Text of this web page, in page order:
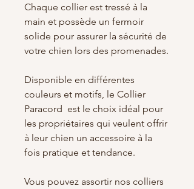
Chaque collier est tressé à la
main et possède un fermoir
solide pour assurer la sécurité de
votre chien lors des promenades.
Disponible en différentes
couleurs et motifs, le Collier
Paracord est le choix idéal pour
les propriétaires qui veulent offrir
à leur chien un accessoire à la
fois pratique et tendance.
Vous pouvez assortir nos colliers